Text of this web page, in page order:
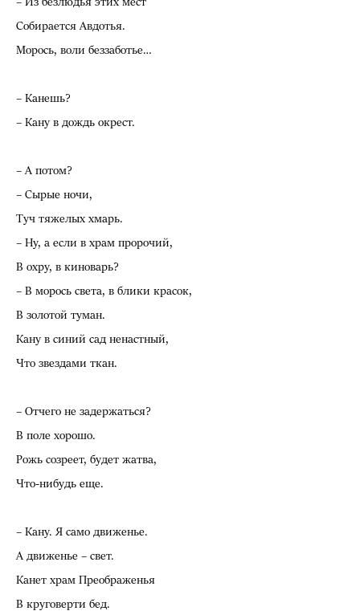
Собирается Авдотья.
Морось, воли беззаботье…
– Канешь?
– Кану в дождь окрест.
– А потом?
– Сырые ночи,
Туч тяжелых хмарь.
– Ну, а если в храм пророчий,
В охру, в киноварь?
– В морось света, в блики красок,
В золотой туман.
Кану в синий сад ненастный,
Что звездами ткан.
– Отчего не задержаться?
В поле хорошо.
Рожь созреет, будет жатва,
Что-нибудь еще.
– Кану. Я само движенье.
А движенье – свет.
Канет храм Преображенья
В круговерти бед.